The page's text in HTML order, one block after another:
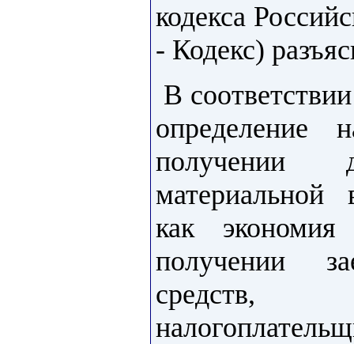
кодекса
- Кодекс)
В
определение
как
получении
средств,